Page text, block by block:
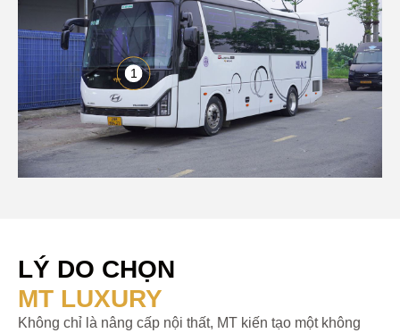
1
LÝ DO CHỌN
MT LUXURY
Không chỉ là nâng cấp nội thất, MT kiến tạo một không